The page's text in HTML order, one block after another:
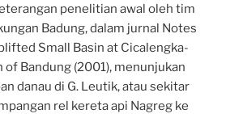
penelitian awal oleh tim
Badung, dalam jurnal Notes
Small Basin at Cicalengka-
of Bandung (2001), menunjukan
danau di G. Leutik, atau sekitar
rel kereta api Nagreg ke